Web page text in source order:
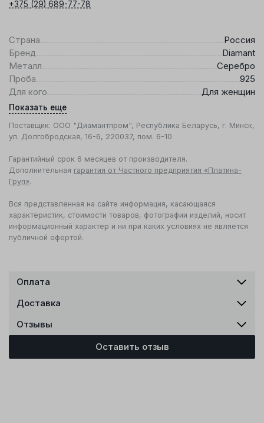
+375 (29) 689-77-78
Страна
Россия
Бренд
Diamant
Металл
Серебро
Проба
925
Для кого
Для женщин
Показать еще
Поставщик: ООО "Диамантпром", Республика Беларусь, г. Минск,
ул. Долгобродская, 16-6, 220037, пом. 6-10
Гарантийный срок 6 месяцев от производителя.
Дополнительная гарантия от Частного предприятия «Платина-
Груп».
Вся представленная на сайте информация, касающаяся
характеристик, стоимости товаров, фотографии изделий, носит
информационный характер и ни при каких условиях не является
публичной офертой.
Оплата
Доставка
Отзывы
Оставить отзыв